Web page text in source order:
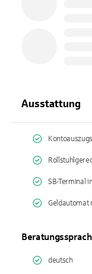
Ausstattung
SB-Terminal
Geldautomat
deutsch